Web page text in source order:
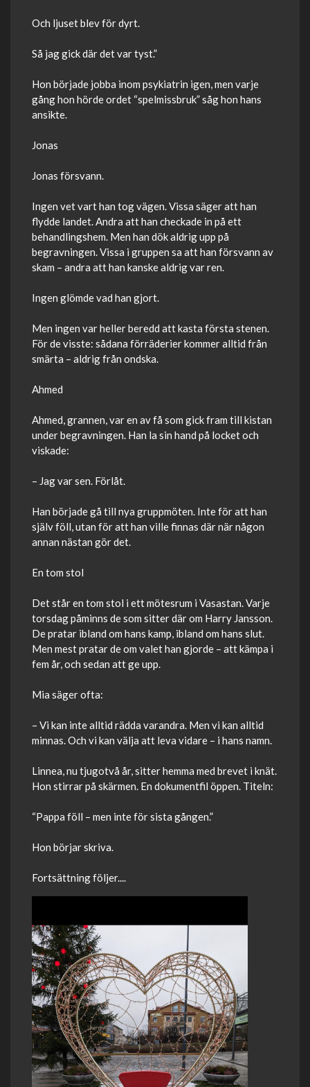
Och ljuset blev för dyrt.
Så jag gick där det var tyst.”
Hon började jobba inom psykiatrin igen, men varje
gång hon hörde ordet “spelmissbruk” såg hon hans
ansikte.
Jonas
Jonas försvann.
Ingen vet vart han tog vägen. Vissa säger att han
flydde landet. Andra att han checkade in på ett
behandlingshem. Men han dök aldrig upp på
begravningen. Vissa i gruppen sa att han försvann av
skam – andra att han kanske aldrig var ren.
Ingen glömde vad han gjort.
Men ingen var heller beredd att kasta första stenen.
För de visste: sådana förräderier kommer alltid från
smärta – aldrig från ondska.
Ahmed
Ahmed, grannen, var en av få som gick fram till kistan
under begravningen. Han la sin hand på locket och
viskade:
– Jag var sen. Förlåt.
Han började gå till nya gruppmöten. Inte för att han
själv föll, utan för att han ville finnas där när någon
annan nästan gör det.
En tom stol
Det står en tom stol i ett mötesrum i Vasastan. Varje
torsdag påminns de som sitter där om Harry Jansson.
De pratar ibland om hans kamp, ibland om hans slut.
Men mest pratar de om valet han gjorde – att kämpa i
fem år, och sedan att ge upp.
Mia säger ofta:
– Vi kan inte alltid rädda varandra. Men vi kan alltid
minnas. Och vi kan välja att leva vidare – i hans namn.
Linnea, nu tjugotvå år, sitter hemma med brevet i knät.
Hon stirrar på skärmen. En dokumentfil öppen. Titeln:
“Pappa föll – men inte för sista gången.”
Hon börjar skriva.
Fortsättning följer....